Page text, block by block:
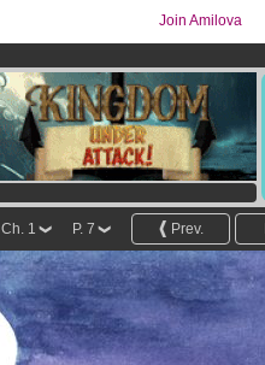
Join Amilova
Prev.
P. 7
Ch. 1